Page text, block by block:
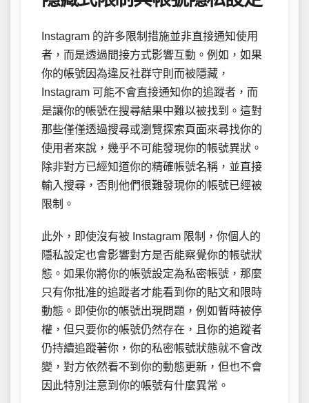
Instagram 的許多限制措施並非直接通知使用
者，而是透過間接方式影響互動。例如，如果
你的帳號因為違反社群守則而被隱藏，
Instagram 可能不會直接通知你的追蹤者，而
是讓你的帳號在搜尋結果中難以被找到。這對
那些僅僅透過搜尋或瀏覽探索頁面來尋找你的
使用者來說，幾乎不可能發現你的帳號異狀。
除非對方已經知道你的精確帳號名稱，並直接
輸入搜尋，否則他們很難發現你的帳號已經被
限制。
此外，即使沒有被 Instagram 限制，你個人的
隱私設定也會影響對方是否能察覺你的帳號狀
態。如果你將你的帳號設定為私密帳號，那麼
只有你批准的追蹤者才能看到你的貼文和限時
動態。即使你的帳號出現問題，例如暫時被停
權，但只要你的帳號仍然存在，且你的追蹤者
仍持續追蹤著你，你的私密帳號狀態就不會改
變，對方依然看不到你的動態更新，但也不會
因此特別注意到你的帳號有什麼異常。